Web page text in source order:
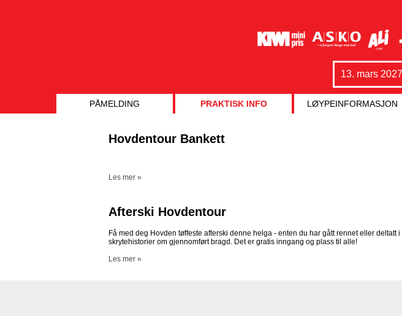
13. mars 2027
PÅMELDING PRAKTISK INFO LØYPEINFORMASJON
Hovdentour Bankett
Les mer »
Afterski Hovdentour
Få med deg Hovden tøffeste afterski denne helga - enten du har gått rennet eller
skrytehistorier om gjennomført bragd. Det er gratis inngang og plass til alle!
Les mer »